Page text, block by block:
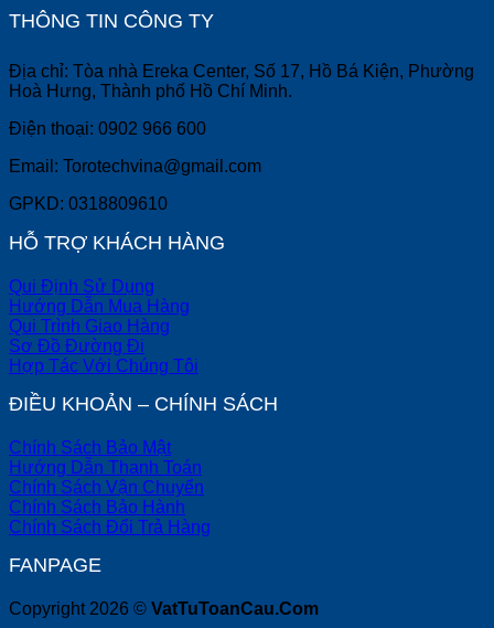
THÔNG TIN CÔNG TY
Địa chỉ: Tòa nhà Ereka Center, Số 17, Hồ Bá Kiện, Phường
Hoà Hưng, Thành phố Hồ Chí Minh.
Điện thoại: 0902 966 600
Email: Torotechvina@gmail.com
GPKD: 0318809610
HỖ TRỢ KHÁCH HÀNG
Qui Định Sử Dụng
Hướng Dẫn Mua Hàng
Qui Trình Giao Hàng
Sơ Đồ Đường Đi
Hợp Tác Với Chúng Tôi
ĐIỀU KHOẢN – CHÍNH SÁCH
Chính Sách Bảo Mật
Hướng Dẫn Thanh Toán
Chính Sách Vận Chuyển
Chính Sách Bảo Hành
Chính Sách Đổi Trả Hàng
FANPAGE
Copyright 2026 © VatTuToanCau.Com